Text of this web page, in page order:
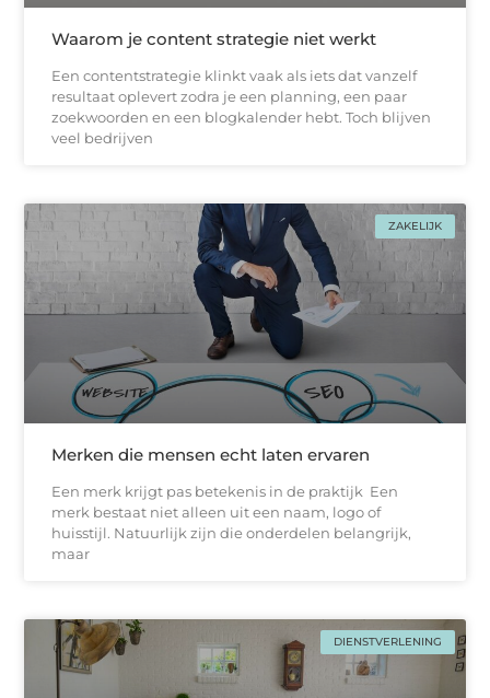
Waarom je content strategie niet werkt
Een contentstrategie klinkt vaak als iets dat vanzelf
resultaat oplevert zodra je een planning, een paar
zoekwoorden en een blogkalender hebt. Toch blijven
veel bedrijven
ZAKELIJK
Merken die mensen echt laten ervaren
Een merk krijgt pas betekenis in de praktijk Een
merk bestaat niet alleen uit een naam, logo of
huisstijl. Natuurlijk zijn die onderdelen belangrijk,
maar
DIENSTVERLENING